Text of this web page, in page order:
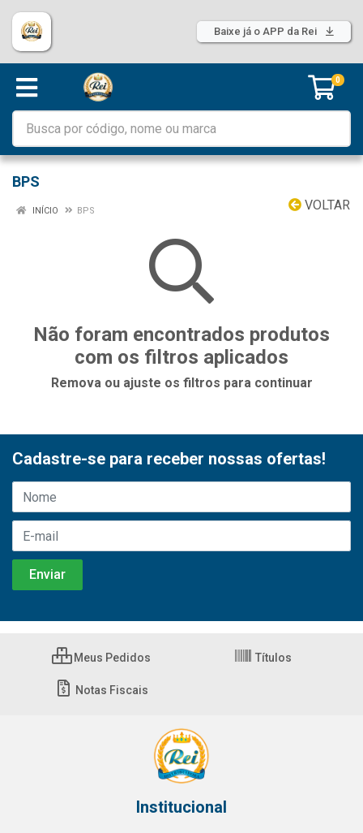
Baixe já o APP da Rei
0
BPS
VOLTAR
INÍCIO BPS
Não foram encontrados produtos
com os filtros aplicados
Remova ou ajuste os filtros para continuar
Cadastre-se para receber nossas ofertas!
Meus Pedidos Títulos
Notas Fiscais
Institucional